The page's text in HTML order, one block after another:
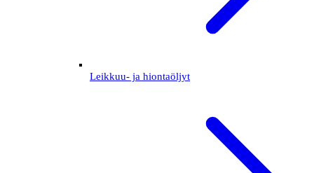
Leikkuu- ja hiontaöljyt